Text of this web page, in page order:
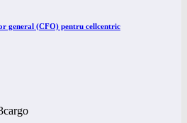
general (CFO) pentru cellcentric